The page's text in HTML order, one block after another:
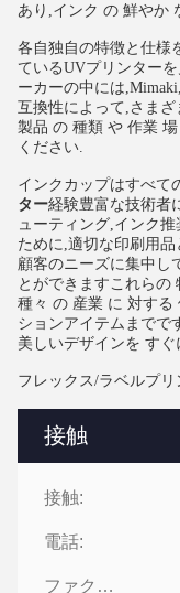
接触
接触:
電話:
ファクシミリ:
あり,インク の 鮮やか
各自独自の特徴と仕様
ているUVプリンター
ーカーの中には
互換性によって,さま
製品 の 種類 や 作業
ください.
インクカップはすべて
ター経験豊富な技術者
ューティング,インク
ために,適切な印刷用
顧客のニーズに集中し
とができますこれらの
種々 の 産業 に 対する
ションアイテムまでで
美しいデザインを すぐ
フレックス/ラベルプリ